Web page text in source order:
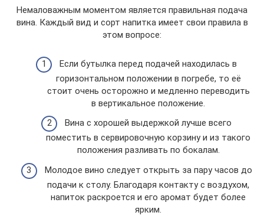
Немаловажным моментом является правильная подача
вина. Каждый вид и сорт напитка имеет свои правила в
этом вопросе:
Если бутылка перед подачей находилась в
горизонтальном положении в погребе, то её
стоит очень осторожно и медленно переводить
в вертикальное положение.
Вина с хорошей выдержкой лучше всего
поместить в сервировочную корзину и из такого
положения разливать по бокалам.
Молодое вино следует открыть за пару часов до
подачи к столу. Благодаря контакту с воздухом,
напиток раскроется и его аромат будет более
ярким.